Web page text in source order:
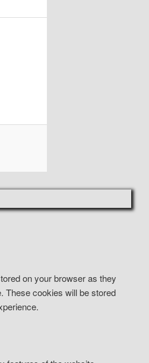
on your browser as they
These cookies will be stored